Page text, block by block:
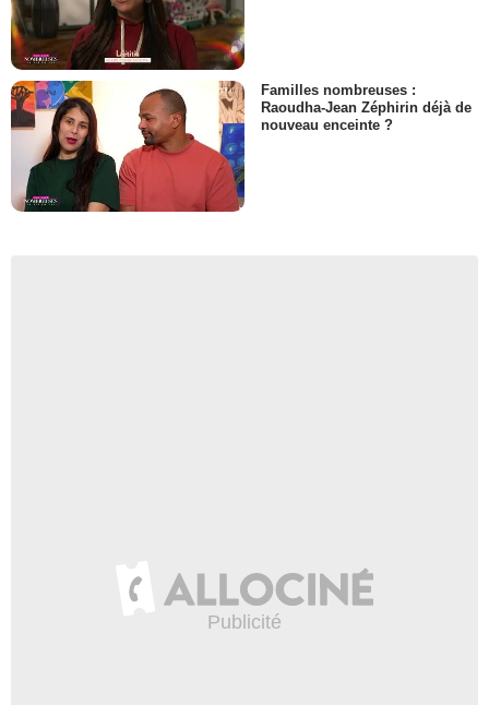
Familles nombreuses :
Raoudha-Jean Zéphirin déjà de
nouveau enceinte ?